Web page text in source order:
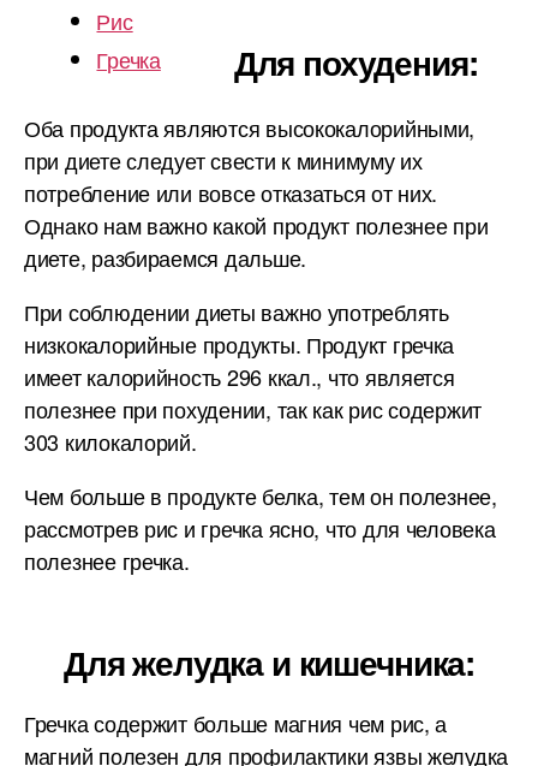
Рис
Гречка
Для похудения:
Оба продукта являются высококалорийными,
при диете следует свести к минимуму их
потребление или вовсе отказаться от них.
Однако нам важно какой продукт полезнее при
диете, разбираемся дальше.
При соблюдении диеты важно употреблять
низкокалорийные продукты. Продукт гречка
имеет калорийность 296 ккал., что является
полезнее при похудении, так как рис содержит
303 килокалорий.
Чем больше в продукте белка, тем он полезнее,
рассмотрев рис и гречка ясно, что для человека
полезнее гречка.
Для желудка и кишечника:
Гречка содержит больше магния чем рис, а
магний полезен для профилактики язвы желудка